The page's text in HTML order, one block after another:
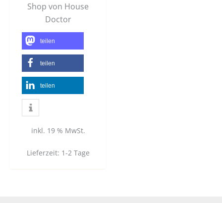
Shop von House
Doctor
teilen
teilen
teilen
inkl. 19 % MwSt.
Lieferzeit: 1-2 Tage